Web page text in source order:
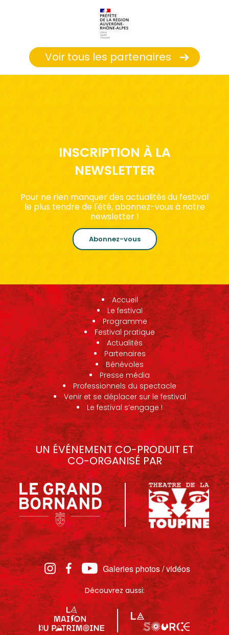
Voir tous les partenaires
INSCRIPTION À LA
NEWSLETTER
Pour ne rien manquer des actualités du festival
le plus tendre de l'été, abonnez-vous à notre
newsletter !
Abonnez-vous
Accueil
Le festival
Programme
Festival pratique
Actualités
Partenaires
Bénévoles
Presse média
Professionnels du spectacle
Venir et se déplacer sur le festival
Le festival s’engage !
UN ÉVÉNEMENT CO-PRODUIT ET
CO-ORGANISÉ PAR
Galeries photos / vidéos
Découvrez aussi: